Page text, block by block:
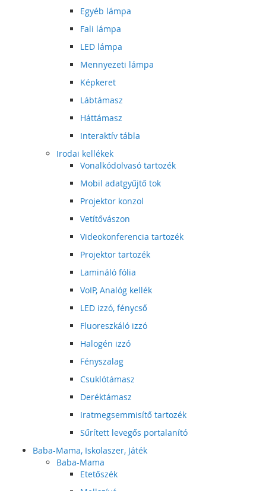
Egyéb lámpa
Fali lámpa
LED lámpa
Mennyezeti lámpa
Képkeret
Lábtámasz
Háttámasz
Interaktív tábla
Irodai kellékek
Vonalkódolvasó tartozék
Mobil adatgyűjtő tok
Projektor konzol
Vetítővászon
Videokonferencia tartozék
Projektor tartozék
Lamináló fólia
VoIP, Analóg kellék
LED izzó, fénycső
Fluoreszkáló izzó
Halogén izzó
Fényszalag
Csuklótámasz
Deréktámasz
Iratmegsemmisítő tartozék
Sűrített levegős portalanító
Baba-Mama, Iskolaszer, Játék
Baba-Mama
Etetőszék